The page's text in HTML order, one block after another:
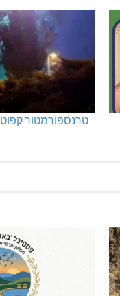
טרנספורמטור קפוט